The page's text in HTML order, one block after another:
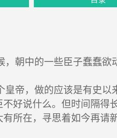
朝中的一些臣子蠢蠢欲
帝，做的应该是有史以
好说什么。但时间隔
所在，寻思着如今再请